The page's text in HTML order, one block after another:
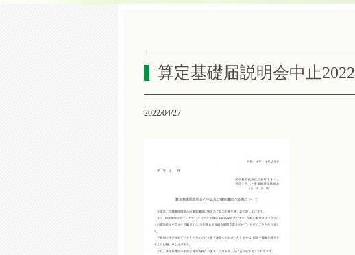
算定基礎届説明会中止2022
2022/04/27